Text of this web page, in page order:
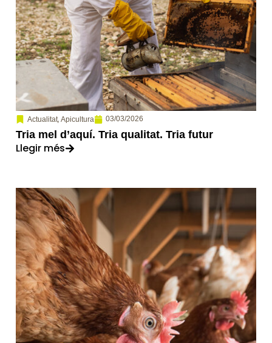
Actualitat, Apicultura 03/03/2026
Tria mel d’aquí. Tria qualitat. Tria futur
Llegir més